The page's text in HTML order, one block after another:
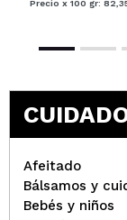
Precio x 100 gr:
Afeitado
Bálsamos y
Bebés y niños